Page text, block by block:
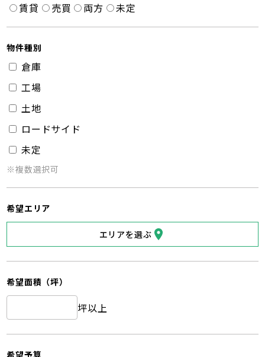
賃貸 売買 両方 未定
物件種別
倉庫
工場
土地
ロードサイド
未定
※複数選択可
希望エリア
エリアを選ぶ
希望面積（坪）
坪以上
希望予算